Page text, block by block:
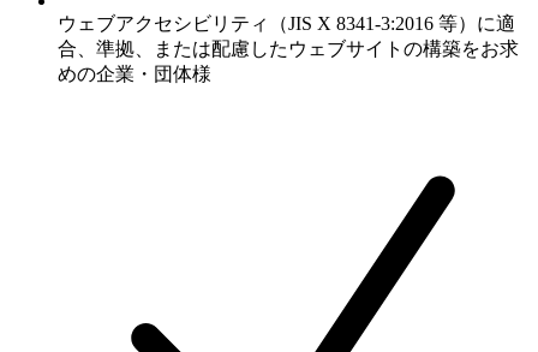
ウェブアクセシビリティ（JIS X 8341-3:2016 等）に適
合、準拠、または配慮したウェブサイトの構築をお求
めの企業・団体様